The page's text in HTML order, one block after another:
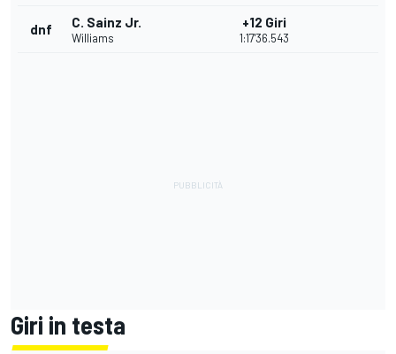
dnf C. Sainz Jr.
Williams
+12 Giri
1:17'36.543
Giri in testa